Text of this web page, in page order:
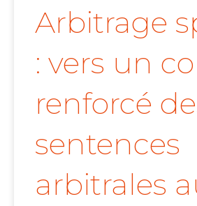
Arbitrage
: vers un
renforcé
sentences
arbitrales